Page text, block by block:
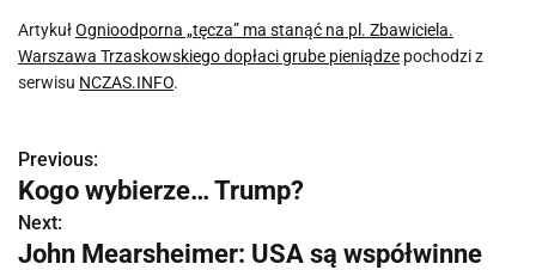
ArtykułOgnioodporna „tęcza” ma stanąć na pl. Zbawiciela.
Warszawa Trzaskowskiego dopłaci grube pieniądze pochodzi z
serwisu NCZAS.INFO.
N
a
w
Previous:
Kogo wybierze… Trump?
Next:
John Mearsheimer: USA są współwinne